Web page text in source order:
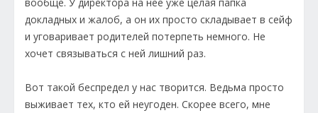
докладных и жалоб, а он их просто складывает в сейф
и уговаривает родителей потерпеть немного. Не
хочет связываться с ней лишний раз.
Вот такой беспредел у нас творится. Ведьма просто
выживает тех, кто ей неугоден. Скорее всего, мне